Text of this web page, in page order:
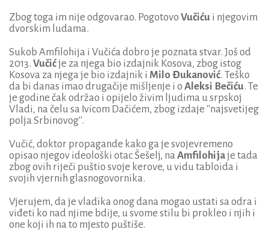
Zbog toga im nije odgovarao. Pogotovo Vučiću i njegovim
dvorskim ludama.
Sukob Amfilohija i Vučića dobro je poznata stvar. Još od
2013. Vučićje za njega bio izdajnik Kosova, zbog istog
Kosova za njega je bio izdajnik i Milo Đukanović. Teško
da bi danas imao drugačije mišljenje i o Aleksi Bečiću. Te
je godine čak održao i opijelo živim ljudima u srpskoj
Vladi, na čelu sa Ivicom Dačićem, zbog izdaje ''najsvetijeg
polja Srbinovog''.
Vučić, doktor propagande kako ga je svojevremeno
opisao njegov ideološki otac Šešelj, na Amfilohijaje tada
zbog ovih riječi puštio svoje kerove, u vidu tabloida i
svojih vjernih glasnogovornika.
Vjerujem, da je vladika onog dana mogao ustati sa odra i
viđeti ko nad njime bdije, u svome stilu bi prokleo i njih i
one koji ih na to mjesto puštiše.